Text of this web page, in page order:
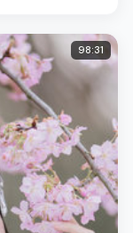
98:31